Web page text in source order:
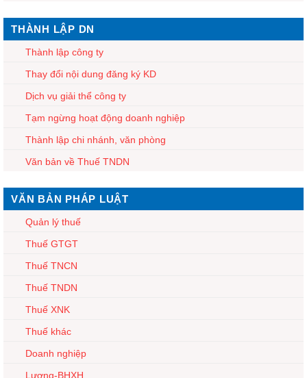
THÀNH LẬP DN
Thành lập công ty
Thay đổi nội dung đăng ký KD
Dịch vụ giải thể công ty
Tạm ngừng hoạt động doanh nghiệp
Thành lập chi nhánh, văn phòng
Văn bản về Thuế TNDN
VĂN BẢN PHÁP LUẬT
Quản lý thuế
Thuế GTGT
Thuế TNCN
Thuế TNDN
Thuế XNK
Thuế khác
Doanh nghiệp
Lương-BHXH